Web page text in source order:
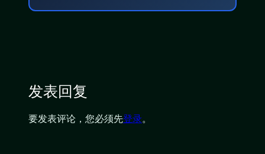
发表回复
要发表评论，您必须先登录。